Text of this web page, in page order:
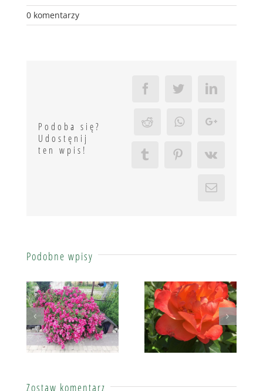
0 komentarzy
Podoba się?
Udostęnij
ten wpis!
FacebookTwitterLinkedIn
RedditWhatsappGoogle+
Tumblr PinterestVk
Email
Podobne wpisy
Zostaw komentarz